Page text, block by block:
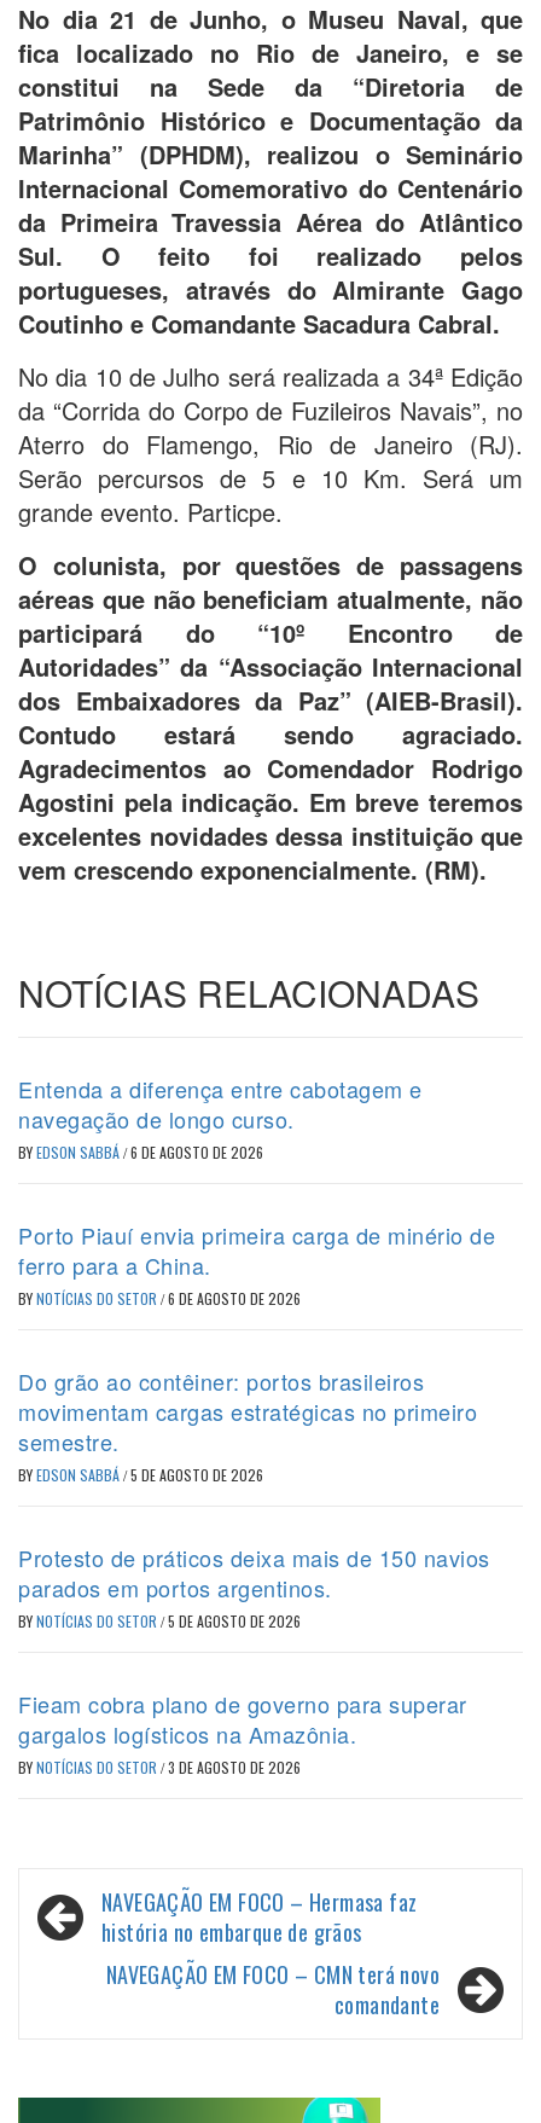
No dia 21 de Junho, o Museu Naval, que
fica localizado no Rio de Janeiro, e se
constitui na Sede da “Diretoria de
Patrimônio Histórico e Documentação da
Marinha” (DPHDM), realizou o Seminário
Internacional Comemorativo do Centenário
da Primeira Travessia Aérea do Atlântico
Sul. O feito foi realizado pelos
portugueses, através do Almirante Gago
Coutinho e Comandante Sacadura Cabral.
No dia 10 de Julho será realizada a 34ª Edição
da “Corrida do Corpo de Fuzileiros Navais”, no
Aterro do Flamengo, Rio de Janeiro (RJ).
Serão percursos de 5 e 10 Km. Será um
grande evento. Particpe.
O colunista, por questões de passagens
aéreas que não beneficiam atualmente, não
participará do “10º Encontro de
Autoridades” da “Associação Internacional
dos Embaixadores da Paz” (AIEB-Brasil).
Contudo estará sendo agraciado.
Agradecimentos ao Comendador Rodrigo
Agostini pela indicação. Em breve teremos
excelentes novidades dessa instituição que
vem crescendo exponencialmente. (RM).
NOTÍCIAS RELACIONADAS
Entenda a diferença entre cabotagem e
navegação de longo curso.
BYEDSON SABBÁ/6 DE AGOSTO DE 2026
Porto Piauí envia primeira carga de minério de
ferro para a China.
BYNOTÍCIAS DO SETOR /6 DE AGOSTO DE 2026
Do grão ao contêiner: portos brasileiros
movimentam cargas estratégicas no primeiro
semestre.
BYEDSON SABBÁ/5 DE AGOSTO DE 2026
Protesto de práticos deixa mais de 150 navios
parados em portos argentinos.
BYNOTÍCIAS DO SETOR /5 DE AGOSTO DE 2026
Fieam cobra plano de governo para superar
gargalos logísticos na Amazônia.
BYNOTÍCIAS DO SETOR /3 DE AGOSTO DE 2026
Navegação
de
NAVEGAÇÃO EM FOCO – Hermasa faz
história no embarque de grãos
NAVEGAÇÃO EM FOCO – CMN terá novo
comandante